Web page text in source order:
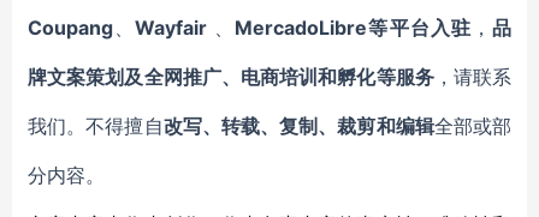
Coupang 、Wayfair MercadoLibre等平台入驻 ，品
牌文案策划及全网推广、电商培训和孵化等服务，请联系
我们。不得擅自改写、转载、复制、裁剪和编辑全部或部
分内容。